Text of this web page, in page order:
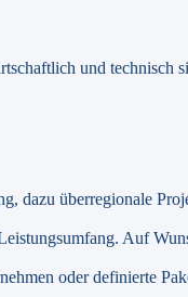
und
überregionale
Auf
oder definierte